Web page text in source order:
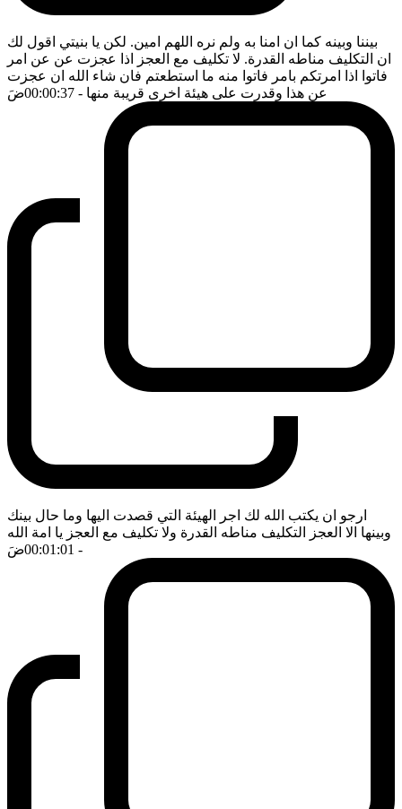
بيننا وبينه كما ان امنا به ولم نره اللهم امين. لكن يا بنيتي اقول لك
ان التكليف مناطه القدرة. لا تكليف مع العجز اذا عجزت عن عن امر
فاتوا اذا امرتكم بامر فاتوا منه ما استطعتم فان شاء الله ان عجزت
عن هذا وقدرت على هيئة اخرى قريبة منها - 00:00:37 ضَ
ارجو ان يكتب الله لك اجر الهيئة التي قصدت اليها وما حال بينك
وبينها الا العجز التكليف مناطه القدرة ولا تكليف مع العجز يا امة الله
- 00:01:01
ضَ